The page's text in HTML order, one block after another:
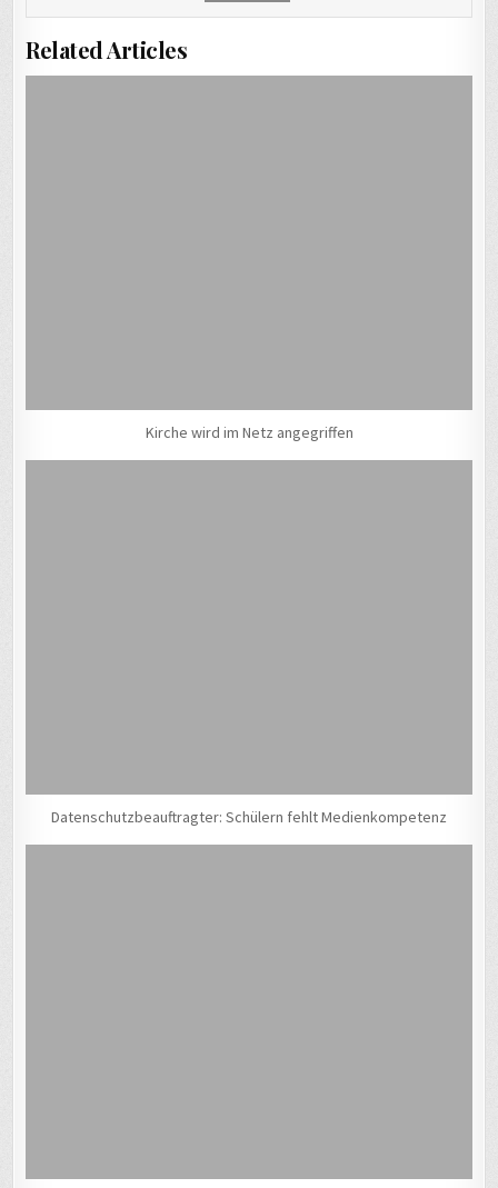
Related Articles
Kirche wird im Netz angegriffen
Datenschutzbeauftragter: Schülern fehlt Medienkompetenz